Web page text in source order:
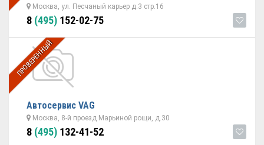
Москва, ул. Песчаный карьер д.3 стр.16
8 (495) 152-02-75
ПРОВЕРЕННЫЙ
Автосервис VAG
Москва, 8-й проезд Марьиной рощи, д.30
8 (495) 132-41-52